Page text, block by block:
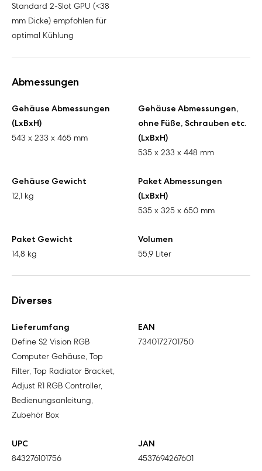
Standard 2-Slot GPU (<38
mm Dicke) empfohlen für
optimal Kühlung
Abmessungen
Gehäuse Abmessungen
(LxBxH)
543 x 233 x 465 mm
Gehäuse Abmessungen,
ohne Füße, Schrauben etc.
(LxBxH)
535 x 233 x 448 mm
Gehäuse Gewicht
12,1 kg
Paket Abmessungen
(LxBxH)
535 x 325 x 650 mm
Paket Gewicht
14,8 kg
Volumen
55,9 Liter
Diverses
Lieferumfang
Define S2 Vision RGB
Computer Gehäuse, Top
Filter, Top Radiator Bracket,
Adjust R1 RGB Controller,
Bedienungsanleitung,
Zubehör Box
EAN
7340172701750
UPC
843276101756
JAN
4537694267601